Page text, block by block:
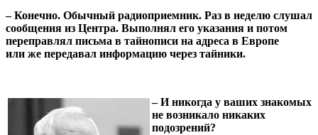
– Конечно. Обычный радиоприемник. Раз в неделю слушал
сообщения из Центра. Выполнял его указания и потом
переправлял письма в тайнописи на адреса в Европе
или же передавал информацию через тайники.
– И никогда у ваших знакомых
не возникало никаких
подозрений?